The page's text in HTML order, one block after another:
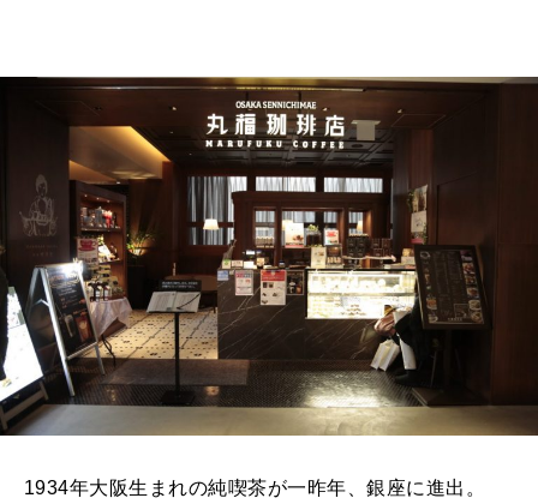
1934年大阪生まれの純喫茶が一昨年、銀座に進出。